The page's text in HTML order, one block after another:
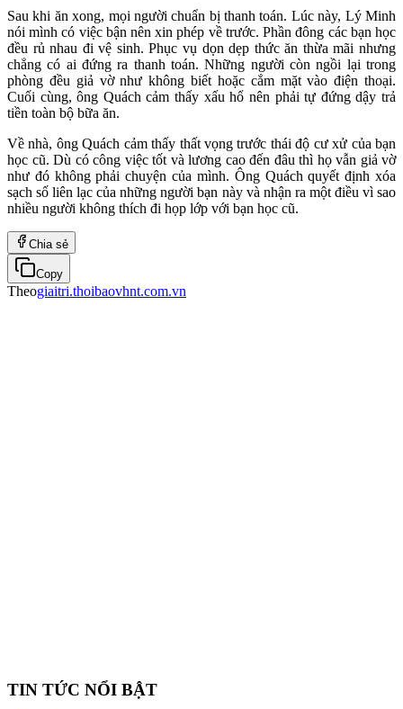
Sau khi ăn xong, mọi người chuẩn bị thanh toán. Lúc này, Lý Minh
nói mình có việc bận nên xin phép về trước. Phần đông các bạn học
đều rủ nhau đi vệ sinh. Phục vụ dọn dẹp thức ăn thừa mãi nhưng
chẳng có ai đứng ra thanh toán. Những người còn ngồi lại trong
phòng đều giả vờ như không biết hoặc cắm mặt vào điện thoại.
Cuối cùng, ông Quách cảm thấy xấu hổ nên phải tự đứng dậy trả
tiền toàn bộ bữa ăn.
Về nhà, ông Quách cảm thấy thất vọng trước thái độ cư xử của bạn
học cũ. Dù có công việc tốt và lương cao đến đâu thì họ vẫn giả vờ
như đó không phải chuyện của mình. Ông Quách quyết định xóa
sạch số liên lạc của những người bạn này và nhận ra một điều vì sao
nhiều người không thích đi họp lớp với bạn học cũ.
Chia sẻ
Copy
Theogiaitri.thoibaovhnt.com.vn
TIN TỨC NỔI BẬT